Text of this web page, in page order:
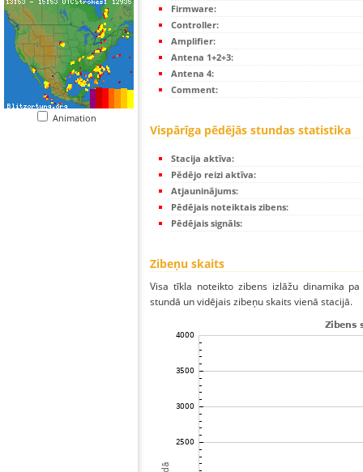
Animation
Firmware:
Controller:
Amplifier:
Antena 1+2+3:
Antena 4:
Comment:
Vispārīga pēdējās stundas statistika
Stacija aktīva:
Pēdējo reizi aktīva:
Atjauninājums:
Pēdējais noteiktais zibens:
Pēdējais signāls:
Zibeņu skaits
Visa tīkla noteikto zibens izlāžu dinamika
stundā un vidējais zibeņu skaits vienā stacijā.